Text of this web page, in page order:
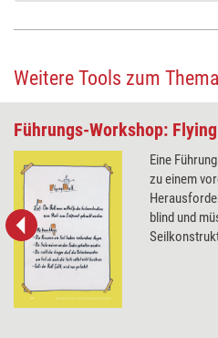
Weitere Tools zum
Führungs-Workshop:
Eine
zu einem
blind und